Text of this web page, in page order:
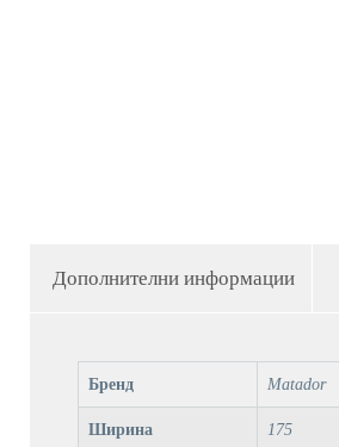
Дополнителни информации
Бренд Matador
Ширина 175